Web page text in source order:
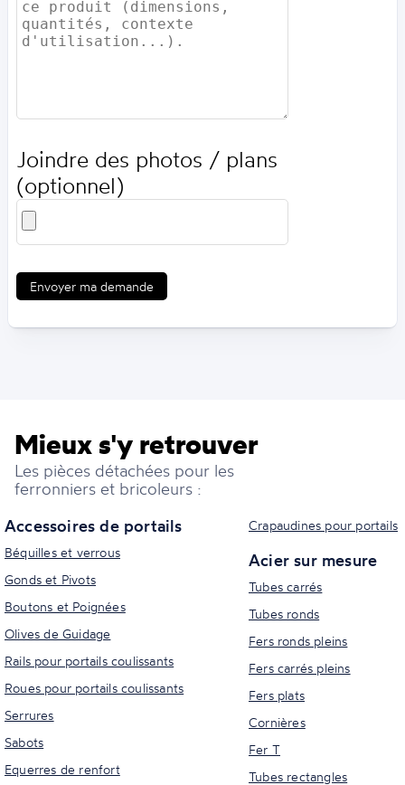
Joindre des photos / plans
(optionnel)
Envoyer ma demande
Mieux s'y retrouver
Les pièces détachées pour les
ferronniers et bricoleurs :
Accessoires de portails
Béquilles et verrous
Gonds et Pivots
Boutons et Poignées
Olives de Guidage
Rails pour portails coulissants
Roues pour portails coulissants
Serrures
Sabots
Equerres de renfort
Crapaudines pour portails
Acier sur mesure
Tubes carrés
Tubes ronds
Fers ronds pleins
Fers carrés pleins
Fers plats
Cornières
Fer T
Tubes rectangles